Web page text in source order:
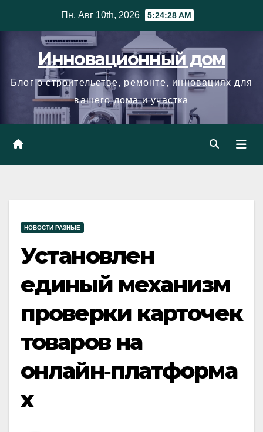
Пн. Авг 10th, 2026 5:24:29 AM
Инновационный дом
Блог о строительстве, ремонте, инновациях для
вашего дома и участка
НОВОСТИ РАЗНЫЕ
Установлен
единый механизм
проверки карточек
товаров на
онлайн‑платформа
х